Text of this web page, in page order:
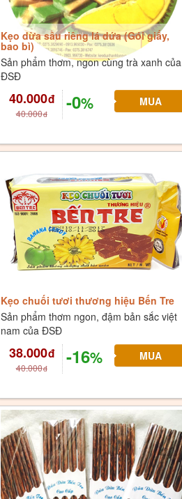
Kẹo dừa sầu riêng lá dứa (Gói giấy,
bao bì)
Sản phẩm thơm, ngon cùng trà xanh của
ĐSĐ
40.000đ
40.000đ
-0%
Kẹo chuối tươi thương hiệu Bến Tre
Sản phẩm thơm ngon, đậm bản sắc việt
nam của ĐSĐ
38.000đ
40.000đ
-16%